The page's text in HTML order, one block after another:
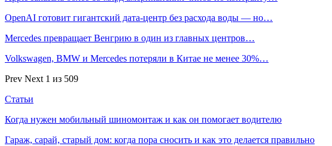
OpenAI готовит гигантский дата-центр без расхода воды — но…
Mercedes превращает Венгрию в один из главных центров…
Volkswagen, BMW и Mercedes потеряли в Китае не менее 30%…
Prev Next 1 из 509
Статьи
Когда нужен мобильный шиномонтаж и как он помогает водителю
Гараж, сарай, старый дом: когда пора сносить и как это делается правильно